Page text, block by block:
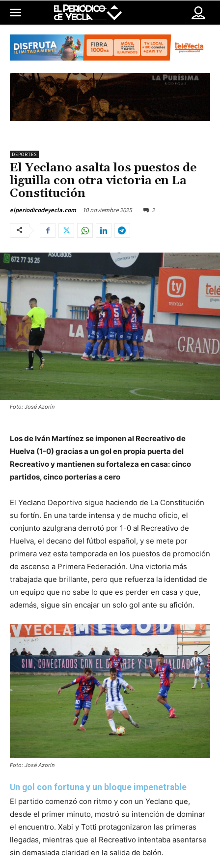
DEPORTES
El Yeclano asalta los puestos de
liguilla con otra victoria en La
Constitución
elperiodicodeyecla.com 10 noviembre 2025 2
Foto: José Azorín
Los de Iván Martínez se imponen al Recreativo de
Huelva (1-0) gracias a un gol en propia puerta del
Recreativo y mantienen su fortaleza en casa: cinco
partidos, cinco porterías a cero
El Yeclano Deportivo sigue haciendo de La Constitución
su fortín. En una tarde intensa y de mucho oficio, el
conjunto azulgrana derrotó por 1-0 al Recreativo de
Huelva, el decano del fútbol español, y se mete por
primera vez esta temporada en los puestos de promoción
de ascenso a Primera Federación. Una victoria más
trabajada que brillante, pero que refuerza la identidad de
un equipo que no sabe lo que es perder en casa y que,
además, sigue sin encajar un solo gol ante su afición.
Foto: José Azorín
Un gol con fortuna y un bloque impenetrable
El partido comenzó con ritmo y con un Yeclano que,
desde el primer minuto, mostró su intención de dominar
el encuentro. Xabi y Totti protagonizaron las primeras
llegadas, mientras que el Recreativo intentaba asentarse
sin demasiada claridad en la salida de balón.